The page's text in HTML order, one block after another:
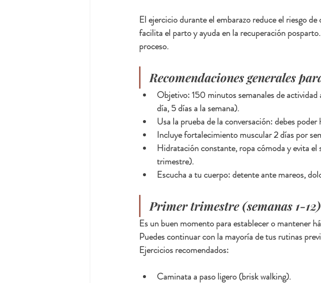
El ejercicio durante el embarazo reduce el riesgo
facilita el parto y ayuda en la recuperación
proceso.
Recomendaciones generales
Objetivo: 150 minutos semanales de
día, 5 días a la semana).
Usa la prueba de la conversación: debes
Incluye fortalecimiento muscular 2 días por
Hidratación constante, ropa cómoda y evita
trimestre).
Escucha a tu cuerpo: detente ante mareos,
Primer trimestre (semanas 1-12)
Es un buen momento para establecer o mantener
Puedes continuar con la mayoría de tus rutinas
Ejercicios recomendados:
Caminata a paso ligero (brisk walking).